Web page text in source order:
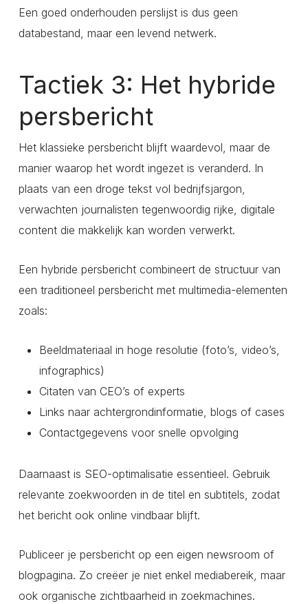
Een goed onderhouden perslijst is dus geen
databestand, maar een levend netwerk.
Tactiek 3: Het hybride
persbericht
Het klassieke persbericht blijft waardevol, maar de
manier waarop het wordt ingezet is veranderd. In
plaats van een droge tekst vol bedrijfsjargon,
verwachten journalisten tegenwoordig rijke, digitale
content die makkelijk kan worden verwerkt.
Een hybride persbericht combineert de structuur van
een traditioneel persbericht met multimedia-elementen
zoals:
Beeldmateriaal in hoge resolutie (foto’s, video’s,
infographics)
Citaten van CEO’s of experts
Links naar achtergrondinformatie, blogs of cases
Contactgegevens voor snelle opvolging
Daarnaast is SEO-optimalisatie essentieel. Gebruik
relevante zoekwoorden in de titel en subtitels, zodat
het bericht ook online vindbaar blijft.
Publiceer je persbericht op een eigen newsroom of
blogpagina. Zo creëer je niet enkel mediabereik, maar
ook organische zichtbaarheid in zoekmachines.